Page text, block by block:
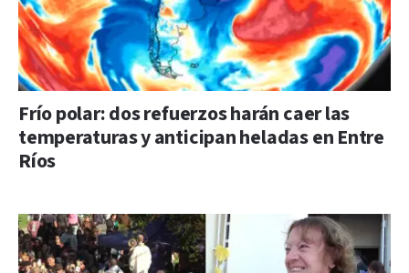
Frío polar: dos refuerzos harán caer las
temperaturas y anticipan heladas en Entre
Ríos